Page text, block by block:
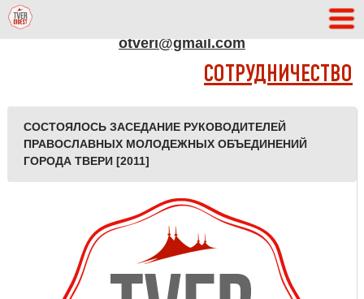
otveri@gmail.com
СОТРУДНИЧЕСТВО
СОСТОЯЛОСЬ ЗАСЕДАНИЕ РУКОВОДИТЕЛЕЙ
ПРАВОСЛАВНЫХ МОЛОДЕЖНЫХ ОБЪЕДИНЕНИЙ
ГОРОДА ТВЕРИ [2011]